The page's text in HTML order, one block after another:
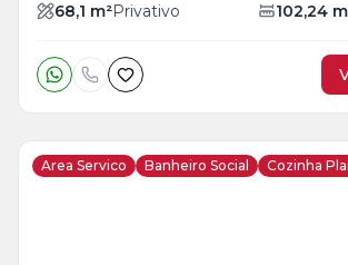
68,1 m²Privativo 102,24
Area Servico Banheiro Social Cozinha